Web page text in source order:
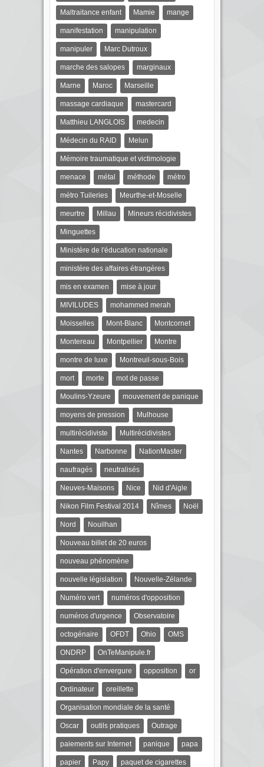
Maltraitance enfant Mamie mange
manifestation manipulation
manipuler Marc Dutroux
marche des salopes marginaux
Marne Maroc Marseille
massage cardiaque mastercard
Matthieu LANGLOIS medecin
Médecin du RAID Melun
Mémoire traumatique et victimologie
menace métal méthode métro
métro Tuileries Meurthe-et-Moselle
meurtre Millau Mineurs récidivistes
Minguettes
Ministère de l'éducation nationale
ministère des affaires étrangères
mis en examen mise à jour
MIVILUDES mohammed merah
Moisselles Mont-Blanc Montcornet
Montereau Montpellier Montre
montre de luxe Montreuil-sous-Bois
mort morte mot de passe
Moulins-Yzeure mouvement de panique
moyens de pression Mulhouse
multirécidiviste Multirécidivistes
Nantes Narbonne NationMaster
naufragés neutralisés
Neuves-Maisons Nice Nid d'Aigle
Nikon Film Festival 2014 Nîmes Noël
Nord Nouilhan
Nouveau billet de 20 euros
nouveau phénomène
nouvelle législation Nouvelle-Zélande
Numéro vert numéros d'opposition
numéros d'urgence Observatoire
octogénaire OFDT Ohio OMS
ONDRP OnTeManipule.fr
Opération d'envergure opposition or
Ordinateur oreillette
Organisation mondiale de la santé
Oscar outils pratiques Outrage
paiements sur Internet panique papa
papier Papy paquet de cigarettes